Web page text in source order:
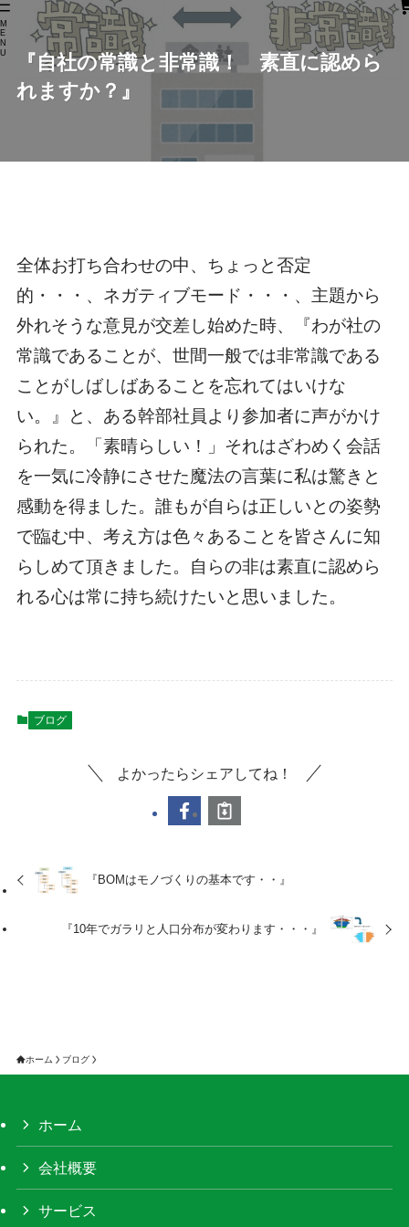
M
E
N
U
『自社の常識と非常識！ 素直に認めら
れますか？』
全体お打ち合わせの中、ちょっと否定
的・・・、ネガティブモード・・・、主題から
外れそうな意見が交差し始めた時、『わが社の
常識であることが、世間一般では非常識である
ことがしばしばあることを忘れてはいけな
い。』と、ある幹部社員より参加者に声がかけ
られた。「素晴らしい！」それはざわめく会話
を一気に冷静にさせた魔法の言葉に私は驚きと
感動を得ました。誰もが自らは正しいとの姿勢
で臨む中、考え方は色々あることを皆さんに知
らしめて頂きました。自らの非は素直に認めら
れる心は常に持ち続けたいと思いました。
ブログ
よかったらシェアしてね！
『BOMはモノづくりの基本です・・』
『10年でガラリと人口分布が変わります・・・』
ホーム ブログ
ホーム
会社概要
サービス